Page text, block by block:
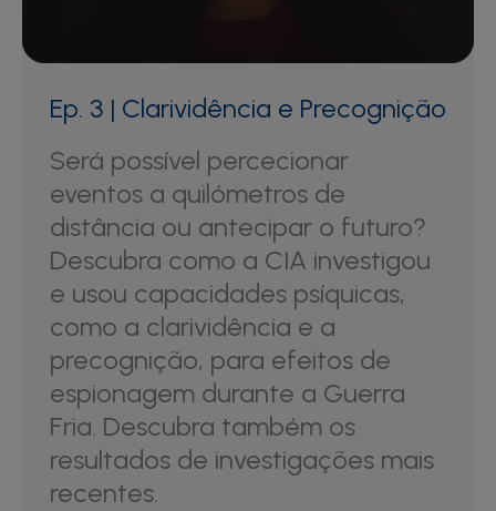
Ep. 3 | Clarividência e Precognição
Será possível percecionar
eventos a quilómetros de
distância ou antecipar o futuro?
Descubra como a CIA investigou
e usou capacidades psíquicas,
como a clarividência e a
precognição, para efeitos de
espionagem durante a Guerra
Fria. Descubra também os
resultados de investigações mais
recentes.